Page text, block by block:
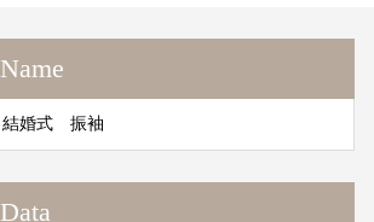
Name
結婚式 振袖
Data